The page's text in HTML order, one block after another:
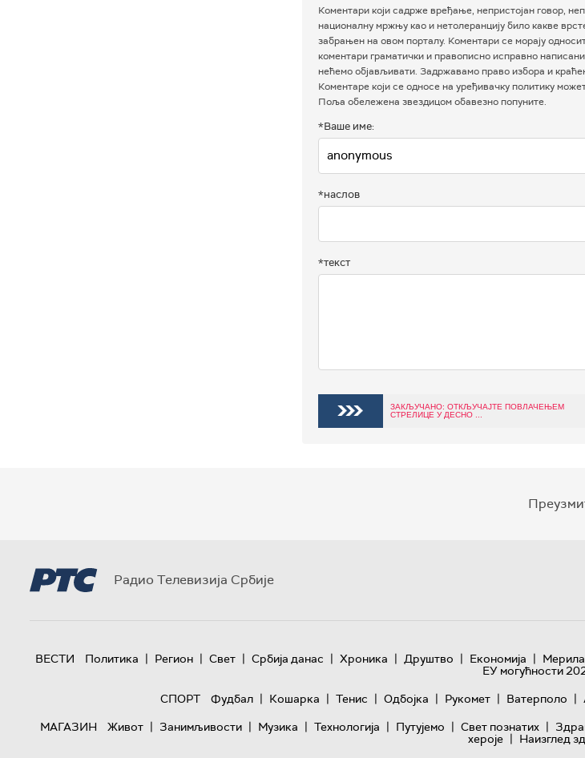
Коментари који садрже вређање, непристојан говор,
националну мржњу као и нетолеранцију било какве
забрањен на овом порталу. Коментари се морају
коментари граматички и правописно исправно
нећемо објављивати. Задржавамо право избора и
Коментаре који се односе на уређивачку политику
Поља обележена звездицом обавезно попуните.
*Ваше име:
*наслов
*текст
ЗАКЉУЧАНО: ОТКЉУЧАЈТЕ ПОВЛАЧЕЊЕМ
СТРЕЛИЦЕ У ДЕСНО ...
Радио Телевизија Србије
ВЕСТИ Политика | Регион | Свет | Србија данас | Хроника | Друштво | Економија |
ЕУ могућности
СПОРТ
Фудбал | Кошарка | Тенис | Одбојка | Рукомет | Ватерполо |
МАГАЗИН
Живот | Занимљивости | Музика | Технологијa | Путујемо | Свет познатих |
хероје | Наизглед